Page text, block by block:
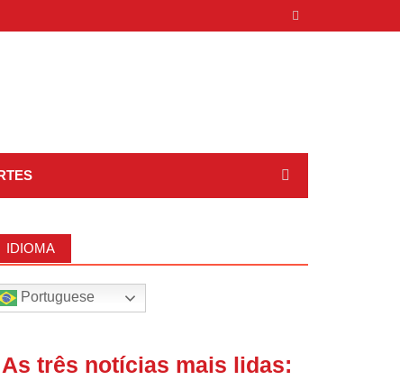
IDIOMA
Portuguese
As três notícias mais lidas: